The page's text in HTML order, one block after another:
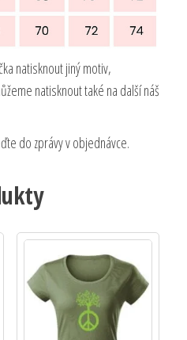
natisknout jiný motiv,
natisknout také na další náš
do zprávy v objednávce.